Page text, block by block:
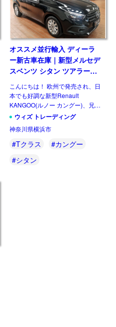
オススメ並行輸入 ディーラ
ー新古車在庫｜新型メルセデ
スベンツ シタン ツアラー
PRO 113 7AT 左ハンドル
こんにちは！ 欧州で発売され、日
本でも好調な新型Renault
KANGOO(ルノー カングー)、兄弟
車シタンも欧州で新型が発売されて
『Tクラス』が発表されました。 一
足先に発売されたバン […]
ウィズ トレーディング
神奈川県横浜市
#Tクラス
#カングー
#シタン